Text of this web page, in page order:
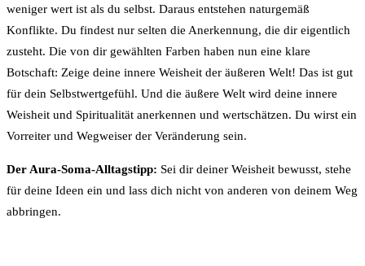
weniger wert ist als du selbst. Daraus entstehen naturgemäß
Konflikte. Du findest nur selten die Anerkennung, die dir eigentlich
zusteht. Die von dir gewählten Farben haben nun eine klare
Botschaft: Zeige deine innere Weisheit der äußeren Welt! Das ist gut
für dein Selbstwertgefühl. Und die äußere Welt wird deine innere
Weisheit und Spiritualität anerkennen und wertschätzen. Du wirst ein
Vorreiter und Wegweiser der Veränderung sein.
Der Aura-Soma-Alltagstipp: Sei dir deiner Weisheit bewusst, stehe
für deine Ideen ein und lass dich nicht von anderen von deinem Weg
abbringen.